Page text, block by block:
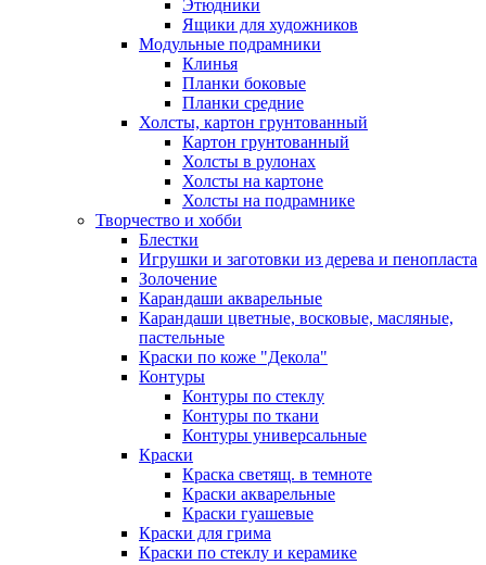
Этюдники
Ящики для художников
Модульные подрамники
Клинья
Планки боковые
Планки средние
Холсты, картон грунтованный
Картон грунтованный
Холсты в рулонах
Холсты на картоне
Холсты на подрамнике
Творчество и хобби
Блестки
Игрушки и заготовки из дерева и пенопласта
Золочение
Карандаши акварельные
Карандаши цветные, восковые, масляные,
пастельные
Краски по коже "Декола"
Контуры
Контуры по стеклу
Контуры по ткани
Контуры универсальные
Краски
Краска светящ. в темноте
Краски акварельные
Краски гуашевые
Краски для грима
Краски по стеклу и керамике